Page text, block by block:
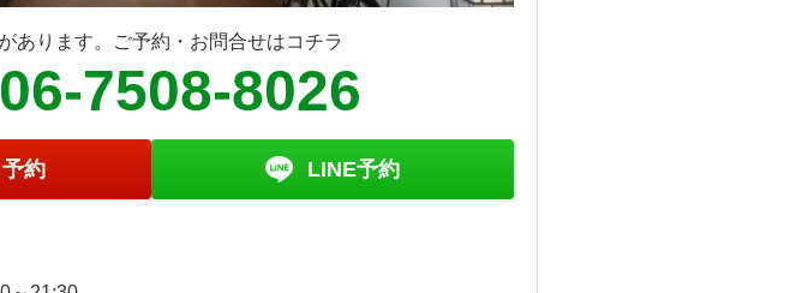
あります。ご予約・お問合せはコチラ
06-7508-8026
約 LINE予約